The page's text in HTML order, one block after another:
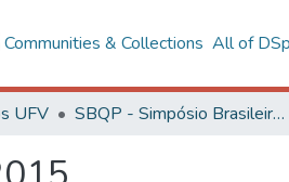
Communities & Collections All of
UFV SBQP - Simpósio Brasileiro de Qualidade do Projeto no Ambiente Construído